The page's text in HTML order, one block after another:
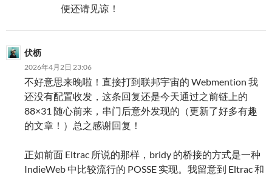
便还请见谅！
伏枥
2026年4月2日 23:06
不好意思来晚啦！直接打到联邦宇宙的 Webmention 我
还没有配置收发，这条回复还是今天通过之前链上的
88×31 随心前来，串门后意外发现的（更新了好多有趣
的文章！）总之感谢回复！
正如前面 Eltrac 所说的那样，bridy 的桥接的方式是一种
IndieWeb 中比较流行的 POSSE 实现。我留意到 Eltrac 和